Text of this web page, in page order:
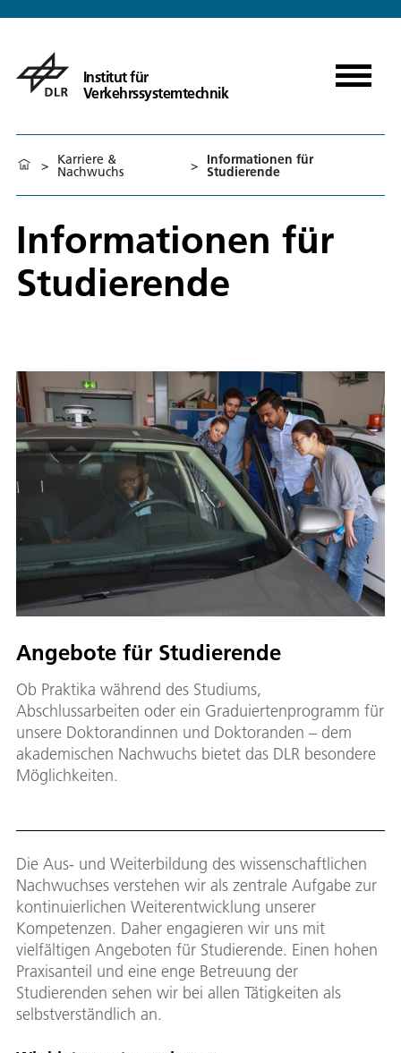
Institut für
Verkehrssystemtechnik
> Karriere &
Nachwuchs > Informationen für
Studierende
Informationen für
Studierende
Angebote für Studierende
Ob Praktika während des Studiums,
Abschlussarbeiten oder ein Graduiertenprogramm für
unsere Doktorandinnen und Doktoranden – dem
akademischen Nachwuchs bietet das DLR besondere
Möglichkeiten.
Die Aus- und Weiterbildung des wissenschaftlichen
Nachwuchses verstehen wir als zentrale Aufgabe zur
kontinuierlichen Weiterentwicklung unserer
Kompetenzen. Daher engagieren wir uns mit
vielfältigen Angeboten für Studierende. Einen hohen
Praxisanteil und eine enge Betreuung der
Studierenden sehen wir bei allen Tätigkeiten als
selbstverständlich an.